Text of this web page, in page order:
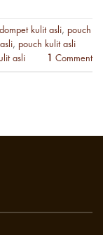
dompet kulit asli, pouch
, pouch kulit asli
asli Comment